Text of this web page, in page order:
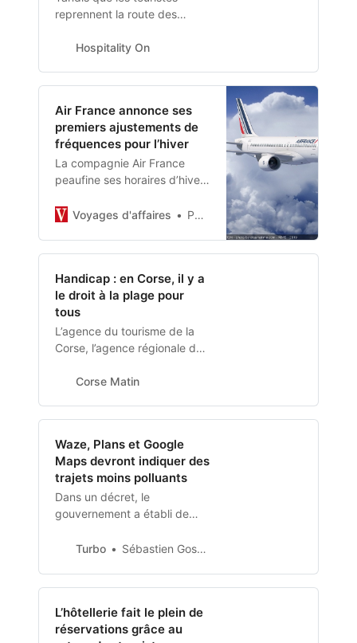
reprennent la route des
compliquées, le tourisme
manière plus discrète mais
force est de constater que
l’activité MICE est belle et
bien de retour. Toutefois la
cri…
Hospitality On
Air France annonce ses
premiers ajustements de
fréquences pour l’hiver
La compagnie Air France
peaufine ses horaires d’hiver
de fréquences vers l’Océan
Voyages d'affaires Par Luc Citrinot -
Handicap : en Corse, il y a
le droit à la plage pour
tous
L’agence du tourisme de la
Corse, l’agence régionale de
de communes s’engagent
inclusives. En Corse,
plusieurs milliers de
personnes vivent à mobili...
Corse Matin
Waze, Plans et Google
Maps devront indiquer des
trajets moins polluants
Dans un décret, le
gouvernement a établi de
applications
Turbo Sébastien Gosset
L’hôtellerie fait le plein de
réservations grâce au